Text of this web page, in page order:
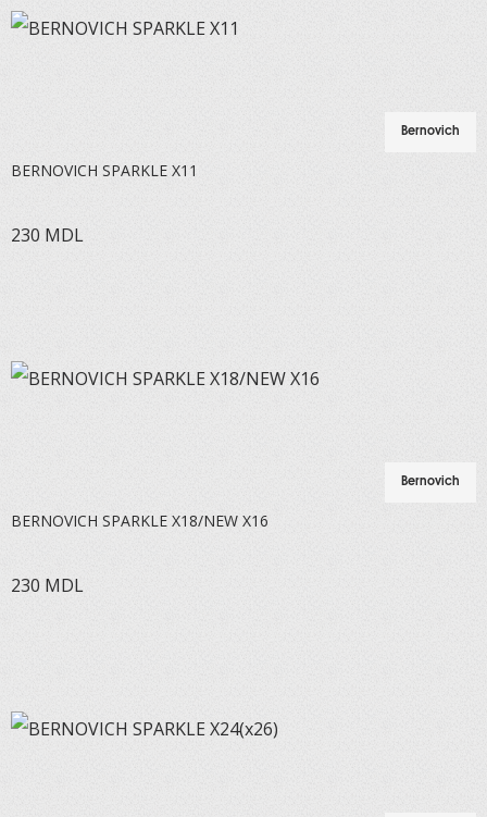
Bernovich
BERNOVICH SPARKLE X11
230 MDL
Bernovich
BERNOVICH SPARKLE X18/NEW X16
230 MDL